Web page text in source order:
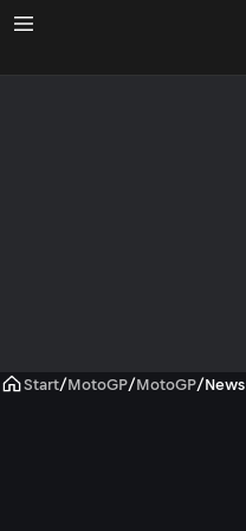
Start/MotoGP/MotoGP/News